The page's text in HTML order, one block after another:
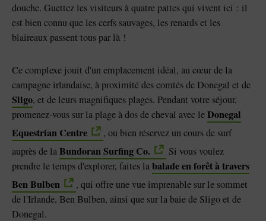
douche. Guettez les visiteurs à quatre pattes qui vivent ici : il
est bien connu que les cerfs sauvages, les renards et les
blaireaux passent tous par là !
Ce complexe jouit d'un emplacement idéal, au cœur de la
campagne irlandaise, à proximité des comtés de Donegal et de
Sligo, et de leurs magnifiques plages. Pendant votre séjour,
promenez-vous sur la plage à dos de cheval avec leDonegal
Equestrian Centre
, ou bien réservez un cours de surf
auprès de laBundoran Surfing Co.
Si vous voulez
prendre le temps d'explorer, faites labalade en forêt à travers
Ben Bulben
, qui offre une vue imprenable sur le sommet
de l'Irlande, Ben Bulben, ainsi que sur la baie de Sligo et de
Donegal.